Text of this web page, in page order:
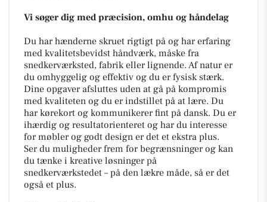
Vi søger dig med præcision, omhu og håndelag
Du har hænderne skruet rigtigt på og har erfaring
med kvalitetsbevidst håndværk, måske fra
snedkerværksted, fabrik eller lignende. Af natur er
du omhyggelig og effektiv og du er fysisk stærk.
Dine opgaver afsluttes uden at gå på kompromis
med kvaliteten og du er indstillet på at lære. Du
har kørekort og kommunikerer fint på dansk. Du er
ihærdig og resultatorienteret og har du interesse
for møbler og godt design er det et ekstra plus.
Ser du muligheder frem for begrænsninger og kan
du tænke i kreative løsninger på
snedkerværkstedet – på den lækre måde, så er det
også et plus.